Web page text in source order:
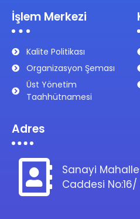
İşlem Merkezi
Kalite Politikası
Organizasyon Şeması
Üst Yönetim
Taahhütnamesi
Adres
Sanayi
Caddesi No:16/